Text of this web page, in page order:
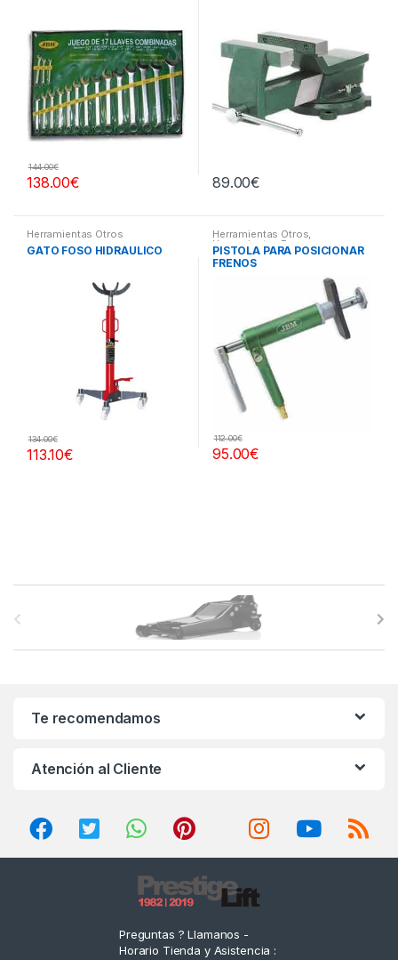
138.00€
144.00€
89.00€
Herramientas Otros
GATO FOSO HIDRÁULICO
113.10€
134.00€
Herramientas Otros,
Herramientas Frenos y
Refrigeración
PISTOLA PARA POSICIONAR
FRENOS
95.00€
112.00€
Te recomendamos
Atención al Cliente
Preguntas ? Llamanos -
Horario Tienda y Asistencia :